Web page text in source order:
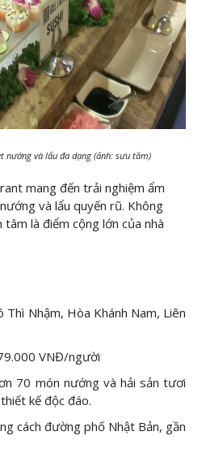
nướng và lẩu đa dạng (ảnh: sưu tầm)
mang đến trải nghiệm ẩm
và lẩu quyến rũ. Không
là điểm cộng lớn của nhà
Thì Nhậm, Hòa Khánh Nam, Liên
VNĐ/người
70 món nướng và hải sản tươi
kế độc đáo.
cách đường phố Nhật Bản, gần